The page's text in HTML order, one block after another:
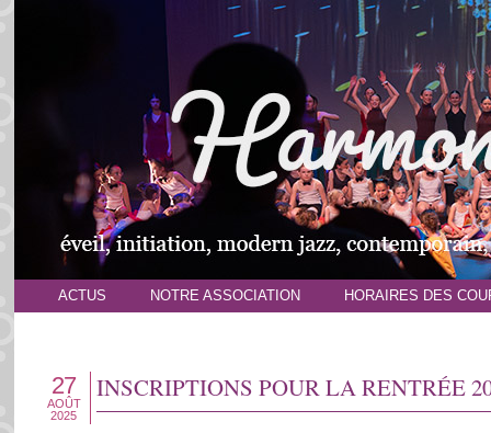
ACTUS NOTRE ASSOCIATION HORAIRES DES
INSCRIPTIONS POUR LA RENTRÉE
27
AOÛT
2025